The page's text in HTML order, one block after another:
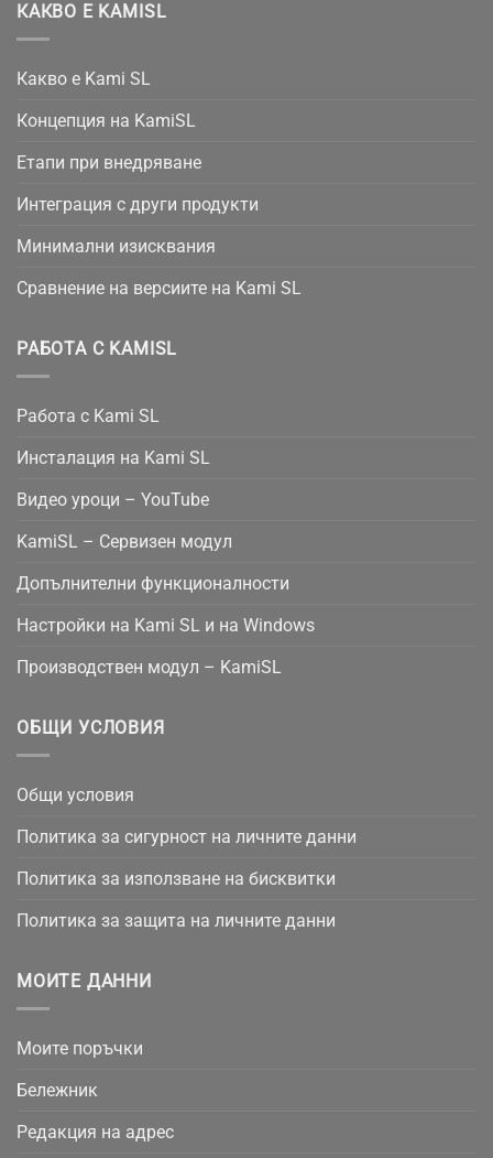
КАКВО Е KAMISL
Какво е Kami SL
Концепция на KamiSL
Етапи при внедряване
Интеграция с други продукти
Минимални изисквания
Сравнение на версиите на Kami SL
РАБОТА С KAMISL
Работа с Kami SL
Инсталация на Kami SL
Видео уроци – YouTube
KamiSL – Сервизен модул
Допълнителни функционалности
Настройки на Kami SL и на Windows
Производствен модул – KamiSL
ОБЩИ УСЛОВИЯ
Общи условия
Политика за сигурност на личните данни
Политика за използване на бисквитки
Политика за защита на личните данни
МОИТЕ ДАННИ
Моите поръчки
Бележник
Редакция на адрес